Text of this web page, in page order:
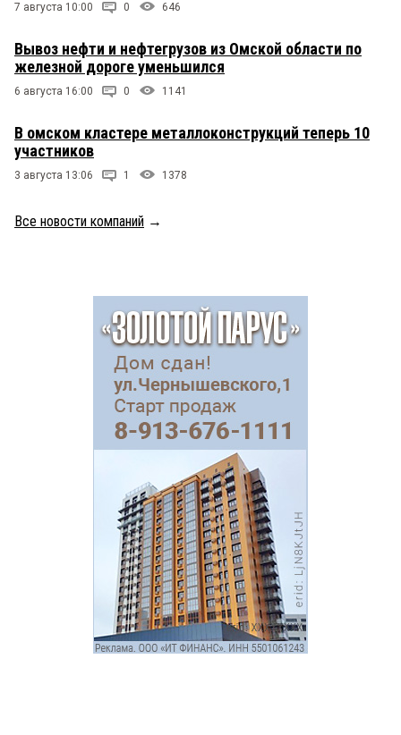
7 августа 10:00 0 646
Вывоз нефти и нефтегрузов из Омской области по
железной дороге уменьшился
6 августа 16:00 0 1141
В омском кластере металлоконструкций теперь 10
участников
3 августа 13:06 1 1378
Все новости компаний →